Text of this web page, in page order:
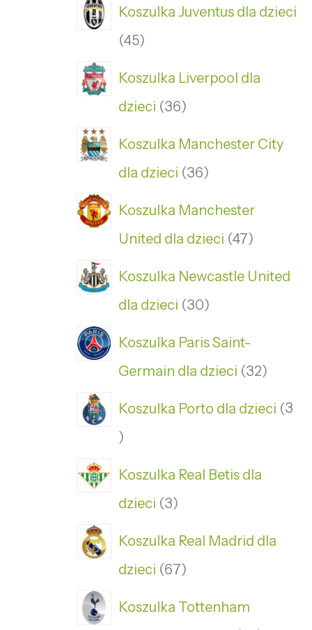
Koszulka Juventus dla dzieci
45
Koszulka Liverpool dla
dzieci 36
Koszulka Manchester City
dla dzieci 36
Koszulka Manchester
United dla dzieci 47
Koszulka Newcastle United
dla dzieci 30
Koszulka Paris Saint-
Germain dla dzieci 32
Koszulka Porto dla dzieci 3
Koszulka Real Betis dla
dzieci 3
Koszulka Real Madrid dla
dzieci 67
Koszulka Tottenham